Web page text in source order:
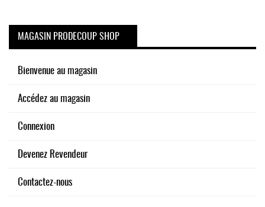
MAGASIN PRODECOUP SHOP
Bienvenue au magasin
Accédez au magasin
Connexion
Devenez Revendeur
Contactez-nous